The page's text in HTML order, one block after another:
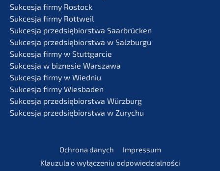
Sukces­ja firmy Rostock
Sukces­ja firmy Rottweil
Sukces­ja przedsię­bi­orst­wa Saarbrücken
Sukces­ja przedsię­bi­orst­wa w Salzburgu
Sukces­ja firmy w Stuttgarcie
Sukces­ja w bizne­sie Warszawa
Sukces­ja firmy w Wiedniu
Sukces­ja firmy Wiesbaden
Sukces­ja przedsię­bi­orst­wa Würzburg
Sukces­ja przedsię­bi­orst­wa w Zurychu
Ochrona danych
Impres­sum
Klauzu­la o wyłąc­ze­niu odpowiedzialności